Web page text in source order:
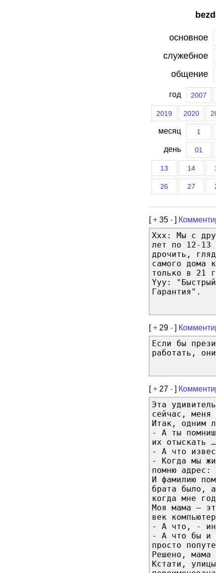
основное
служебное
общение
год 2007
2019 2020
месяц 1
день 01
13 14
26 27
[+ 35 - ]
Xxx: Мы с
лет по 12-13
дрочить,
самого дома
только в 21
Yyy:
Гарантия".
[+ 29 - ]
Если бы
работать,
[+ 27 - ]
Эта
сейчас, меня
Итак, одним
- А ты
их отыскать …
- А что
- Когда мы
помню адрес:
И фамилию
брата было,
когда мне
Моя мама —
век
- А что, -
- А что бы и
просто
Решено, мама
Кстати,